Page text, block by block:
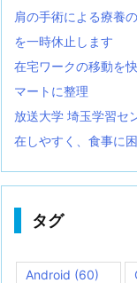
肩の手術による療養
を一時休止します
在宅ワークの移動を
マートに整理
放送大学 埼玉学習セ
在しやすく、食事に
タグ
Android (60)